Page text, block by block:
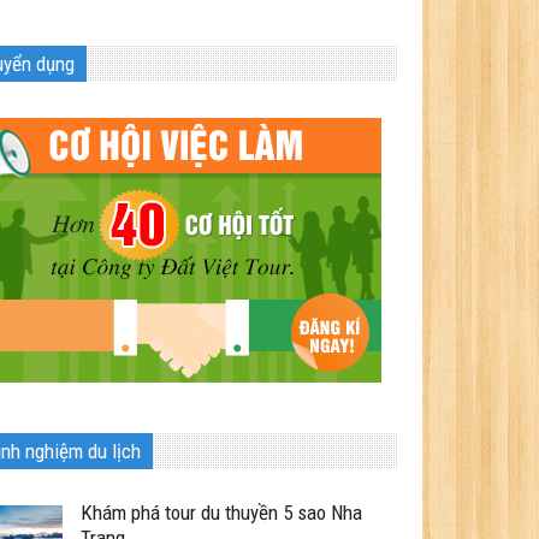
dụng
nghiệm du lịch
Khám phá tour du thuyền 5 sao Nha